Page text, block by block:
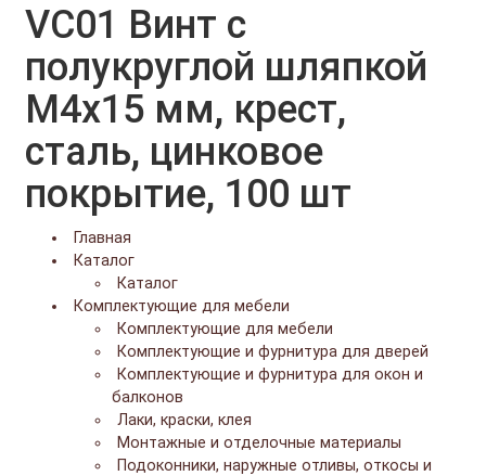
VC01 Винт с
полукруглой шляпкой
M4x15 мм, крест,
сталь, цинковое
покрытие, 100 шт
Главная
Каталог
Каталог
Комплектующие для мебели
Комплектующие для мебели
Комплектующие и фурнитура для дверей
Комплектующие и фурнитура для окон и
балконов
Лаки, краски, клея
Монтажные и отделочные материалы
Подоконники, наружные отливы, откосы и